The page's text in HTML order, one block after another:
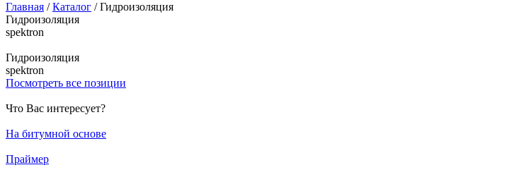
Главная /Каталог /Гидроизоляция
Гидроизоляция
spektron
Гидроизоляция
spektron
Посмотреть все позиции
Что Вас интересует?
На битумной основе
Праймер